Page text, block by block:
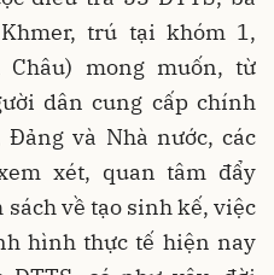
trú tại khóm 1,
mong muốn, từ
dân cung cấp chính
và Nhà nước, các
xét, quan tâm đẩy
về tạo sinh kế, việc
hình thực tế hiện nay